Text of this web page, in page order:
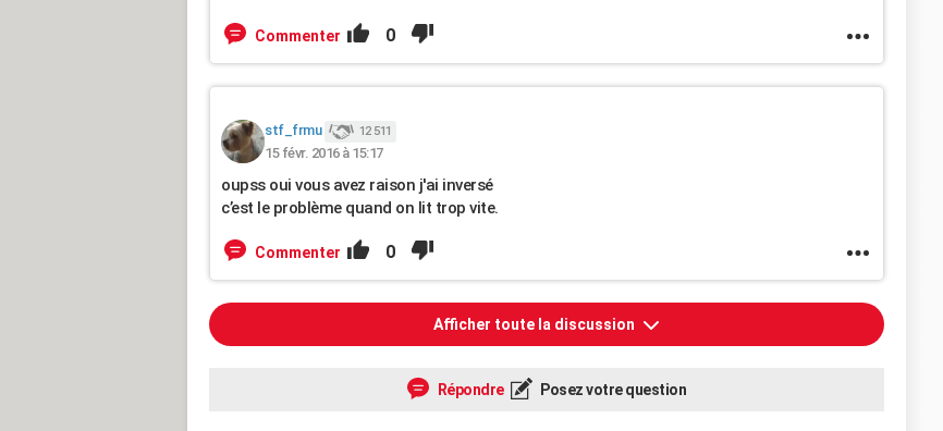
Commenter 0
stf_frmu 12 511
15 févr. 2016 à 15:17
oupss oui vous avez raison j'ai inversé
c’est le problème quand on lit trop vite.
Commenter 0
Afficher toute la discussion
Répondre Posez votre question